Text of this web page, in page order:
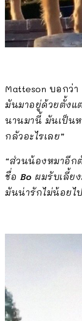
Matteson บอกว่า
มันมาอยู่ด้วยตั้งแ
นานมานี้ มันเป็น
กลัวอะไรเลย”
“ส่วนน้องหมาอีก
ชื่อ Bo ผมรับเลี้ย
มันน่ารักไม่น้อยไ